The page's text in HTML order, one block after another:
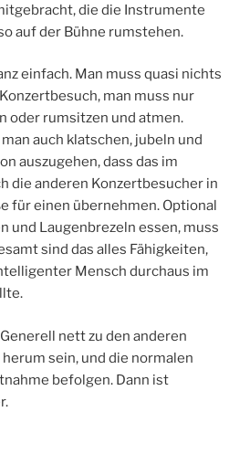
die die Instrumente
auf der Bühne rumstehen.
einfach. Man muss quasi nichts
man muss nur
oder rumsitzen und atmen.
auch klatschen, jubeln und
auszugehen, dass das im
die anderen Konzertbesucher in
für einen übernehmen. Optional
und Laugenbrezeln essen, muss
sind das alles Fähigkeiten,
Mensch durchaus im
nett zu den anderen
sein, und die normalen
befolgen. Dann ist